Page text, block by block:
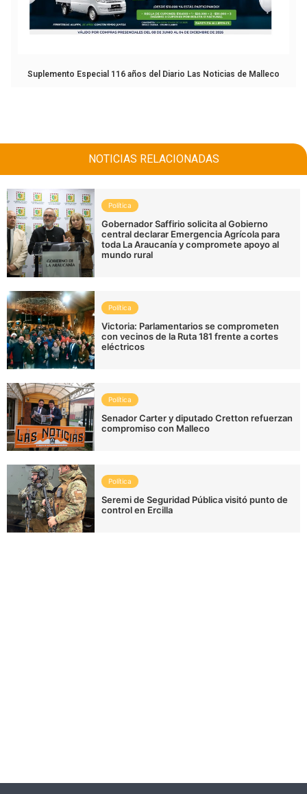
Suplemento Especial 116 años del Diario Las Noticias de Malleco
NOTICIAS RELACIONADAS
Política
Gobernador Saffirio solicita al Gobierno
central declarar Emergencia Agrícola para
toda La Araucanía y compromete apoyo al
mundo rural
Política
Victoria: Parlamentarios se comprometen
con vecinos de la Ruta 181 frente a cortes
eléctricos
Política
Senador Carter y diputado Cretton refuerzan
compromiso con Malleco
Política
Seremi de Seguridad Pública visitó punto de
control en Ercilla